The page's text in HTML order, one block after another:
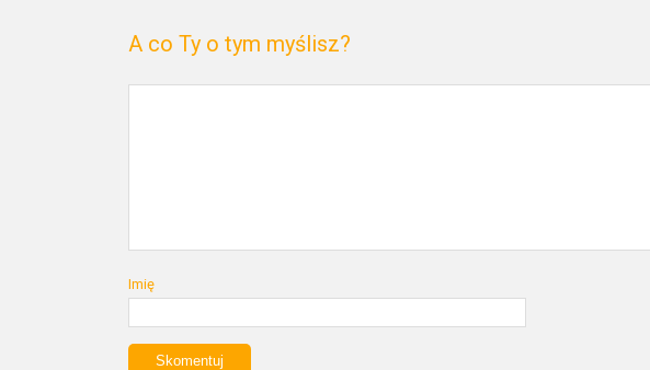
A co Ty o tym myślisz?
Imię